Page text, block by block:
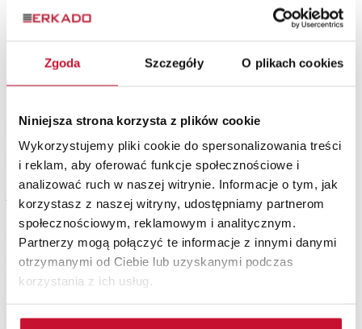
Zgoda Szczegóły O plikach cookies
Niniejsza strona korzysta z plików cookie
Wykorzystujemy pliki cookie do spersonalizowania treści
i reklam, aby oferować funkcje społecznościowe i
analizować ruch w naszej witrynie. Informacje o tym, jak
korzystasz z naszej witryny, udostępniamy partnerom
społecznościowym, reklamowym i analitycznym.
Partnerzy mogą połączyć te informacje z innymi danymi
otrzymanymi od Ciebie lub uzyskanymi podczas
korzystania z ich usług.
Drzwi P 251
Drzwi zewnętrzne drewniane od 11 008,00 zł
InspiracjeErkado
Zobacz, jak pięknie możesz mieszkać
Zobacz wszystkie inspiracje
Najpiękniejsze INSPIRACJE wnętrzarskie zebrane w specjalnym